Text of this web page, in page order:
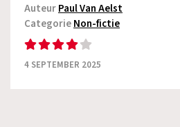
AuteurPaul Van Aelst
CategorieNon-fictie
4 SEPTEMBER 2025